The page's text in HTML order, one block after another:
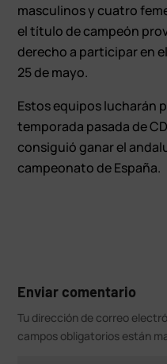
masculinos y cuatro
el título de campeón
derecho a participar en
25 de mayo.
Estos equipos lucharán
temporada pasada de
consiguió ganar el
campeonato de España.
Enviar comentario
Tu dirección de correo
campos obligatorios están